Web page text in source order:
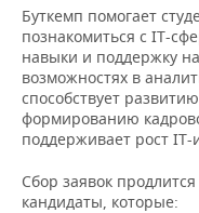
НЕФТЬ
ОПК
ЭНЕРГЕТИКА
РОЗНИЧНАЯ
ТРАНСПОРТ
УСЛУГИ
НОВОСТИ
IT
МЕДИА
МЕРОПРИЯТИЯ
НОВОСТИ
ВЫЕЗДНАЯ
БИЗНЕС-БРАНЧИ
СПОРТ
НОВОСТИ СПОРТА
ФУТБОЛ
ОБЩЕСТВО
НОВОСТИ
ФОТОГАЛЕРЕЯ
Буткемп помогает
познакомиться с IT-
навыки и поддержку
возможностях в
способствует
формированию
поддерживает рост IT-
Сбор заявок
кандидаты, которые: